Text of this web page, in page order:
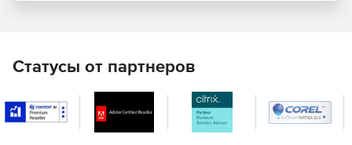
Статусы от партнеров